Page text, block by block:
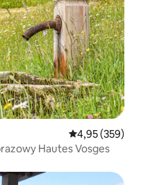
Średnia
4,95 (359)
Hautes Vosges